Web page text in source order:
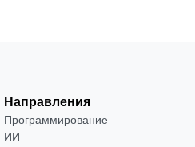
Направления
Программирование
ИИ